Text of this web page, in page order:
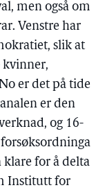
men også om
Venstre har
slik at
kvinner,
er det på tide
er den
og 16-
klare for å delta
Institutt for